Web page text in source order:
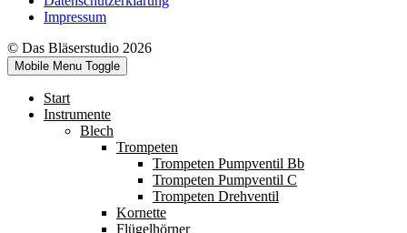
Impressum
© Das Bläserstudio 2026
Mobile Menu Toggle
Start
Instrumente
Blech
Trompeten
Trompeten Pumpventil Bb
Trompeten Pumpventil C
Trompeten Drehventil
Kornette
Flügelhörner